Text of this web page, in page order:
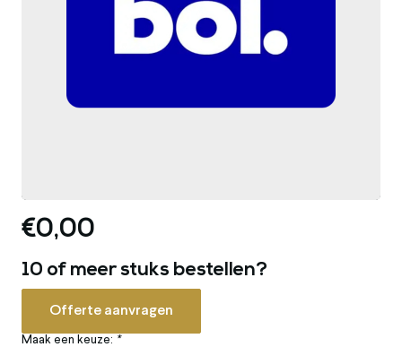
€0,00
10 of meer stuks bestellen?
Offerte aanvragen
Maak een keuze: *